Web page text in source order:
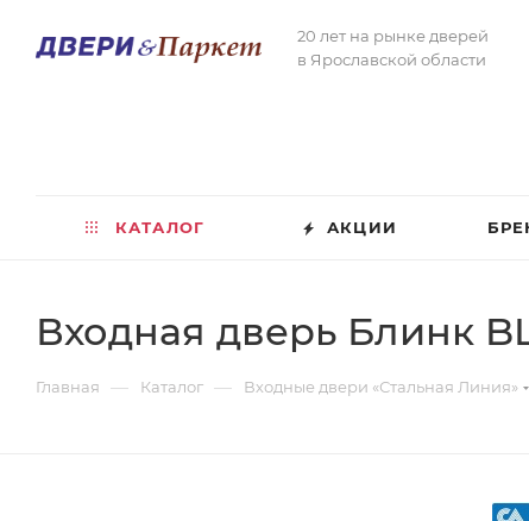
20 лет на рынке дверей
в Ярославской области
КАТАЛОГ АКЦИИ
Входная дверь Блинк
Главная — Каталог — Входные двери «Стальная Линия»